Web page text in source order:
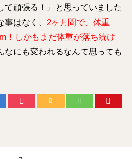
て頑張る！』と思っていました
はなく、 2ヶ月間で、体重
！しかもまだ体重が落ち続け
なにも変われるなんて思っても